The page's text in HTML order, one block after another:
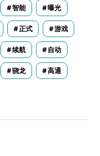
智能 曝光
正式 游戏
续航 自动
骁龙 高通